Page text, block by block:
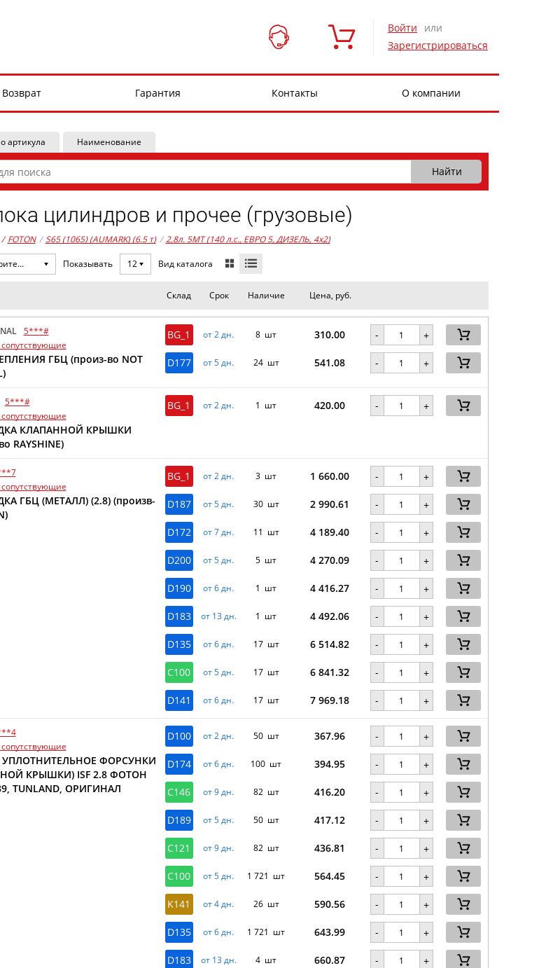
Войти
или
Зарегистрироваться
Возврат Гарантия Контакты О компании
артикула Наименование
цилиндров и прочее (грузовые)
/ FOTON / S65 (1065) (AUMARK) (6.5 т) / 2,8л. 5MT (140 л.с., ЕВРО 5, ДИЗЕЛЬ, 4x2)
Показывать 12 Вид каталога
Склад Срок Наличие Цена, руб.
5***#
ГБЦ (произ-во NOT
BG_1 от 2 дн. 8 шт 310.00 - +
D177 от 5 дн. 24 шт 541.08 - +
5***#
КЛАПАННОЙ КРЫШКИ
RAYSHINE)
BG_1 от 2 дн. 1 шт 420.00 - +
ГБЦ (МЕТАЛЛ) (2.8) (произв-
BG_1 от 2 дн. 3 шт 1 660.00 - +
D187 от 5 дн. 30 шт 2 990.61 - +
D172 от 7 дн. 11 шт 4 189.40 - +
D200 от 5 дн. 5 шт 4 270.09 - +
D190 от 6 дн. 1 шт 4 416.27 - +
D183 от 13 дн. 1 шт 4 492.06 - +
D135 от 6 дн. 17 шт 6 514.82 - +
C100 от 5 дн. 17 шт 6 841.32 - +
D141 от 6 дн. 17 шт 7 969.18 - +
ФОРСУНКИ
КРЫШКИ) ISF 2.8 ФОТОН
TUNLAND, ОРИГИНАЛ
D100 от 2 дн. 50 шт 367.96 - +
D174 от 6 дн. 100 шт 394.95 - +
C146 от 9 дн. 82 шт 416.20 - +
D189 от 5 дн. 50 шт 417.12 - +
C121 от 9 дн. 82 шт 436.81 - +
C100 от 5 дн. 1 721 шт 564.45 - +
K141 от 4 дн. 26 шт 590.56 - +
D135 от 6 дн. 1 721 шт 643.99 - +
D183 от 13 дн. 4 шт 660.87 - +